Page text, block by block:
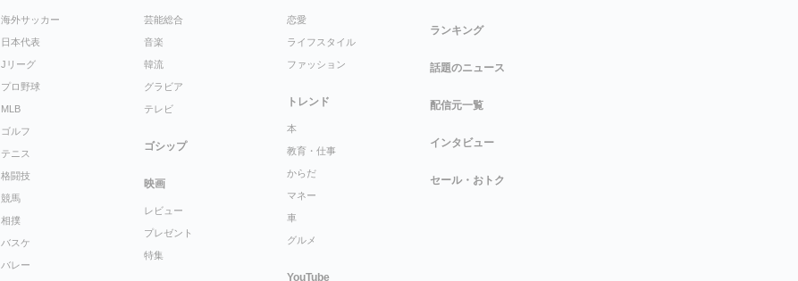
海外サッカー
日本代表
Jリーグ
プロ野球
MLB
ゴルフ
テニス
格闘技
競馬
相撲
バスケ
バレー
芸能総合
音楽
韓流
グラビア
テレビ
ゴシップ
映画
レビュー
プレゼント
特集
恋愛
ライフスタイル
ファッション
トレンド
本
教育・仕事
からだ
マネー
車
グルメ
YouTube
ランキング
話題のニュース
配信元一覧
インタビュー
セール・おトク